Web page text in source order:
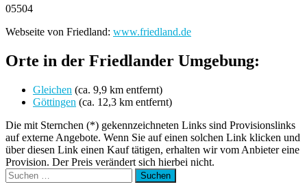
05504
Webseite von Friedland: www.friedland.de
Orte in der Friedlander Umgebung:
Gleichen (ca. 9,9 km entfernt)
Göttingen (ca. 12,3 km entfernt)
Die mit Sternchen (*) gekennzeichneten Links sind Provisionslinks
auf externe Angebote. Wenn Sie auf einen solchen Link klicken und
über diesen Link einen Kauf tätigen, erhalten wir vom Anbieter eine
Provision. Der Preis verändert sich hierbei nicht.
Suchen
nach: